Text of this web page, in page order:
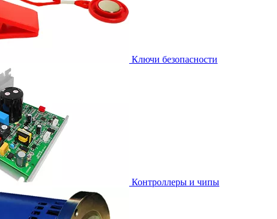
Ключи безопасности
Контроллеры и чипы